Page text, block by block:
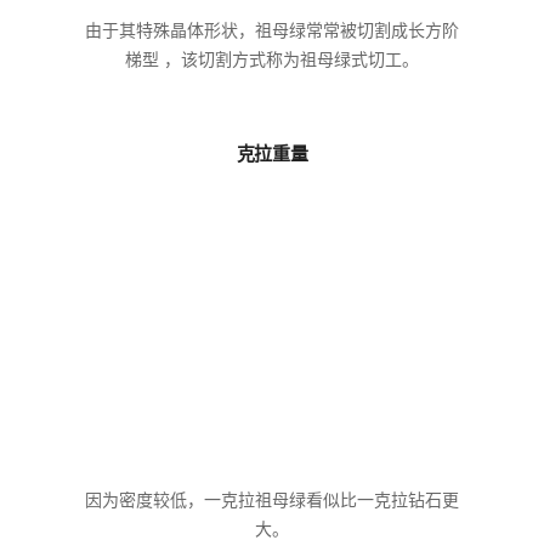
由于其特殊晶体形状，祖母绿常常被切割成长方阶
梯型 ，该切割方式称为祖母绿式切工。
克拉重量
因为密度较低，一克拉祖母绿看似比一克拉钻石更
大。